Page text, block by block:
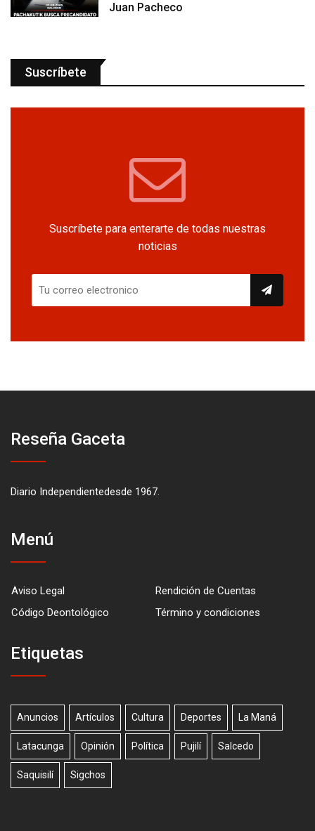
Juan Pacheco
Suscríbete
Suscríbete para enterarte de todas nuestras
noticias
Reseña Gaceta
Diario Independientedesde 1967.
Menú
Aviso Legal
Rendición de Cuentas
Código Deontológico
Término y condiciones
Etiquetas
Anuncios Artículos Cultura Deportes La Maná
Latacunga Opinión Política Pujilí Salcedo
Saquisilí Sigchos